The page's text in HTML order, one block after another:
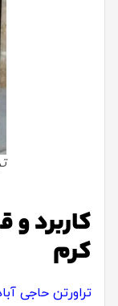
کاربرد و
کرم
تراورتن حاجی